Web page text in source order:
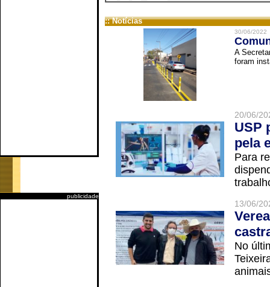
publicidade
:: Notícias
30/06/2022
A
foram
20/06/
USP
pela
Para
13/06/
No